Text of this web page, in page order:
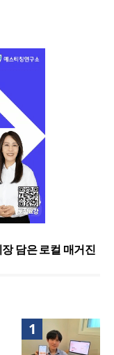
나라·한국교회·다
담은 로컬 매거진
나라·한국교회·다
망의 미래를 향하
1